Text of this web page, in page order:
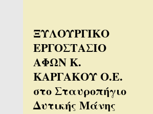
ΞΥΛΟΥΡΓΙΚΟ
ΕΡΓΟΣΤΑΣΙΟ
ΑΦΩΝ Κ.
ΚΑΡΓΑΚΟΥ Ο.Ε.
στο Σταυροπήγιο
Δυτικής Μάνης